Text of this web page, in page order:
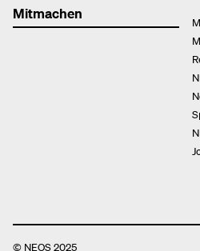
Mitmachen
© NEOS 2025